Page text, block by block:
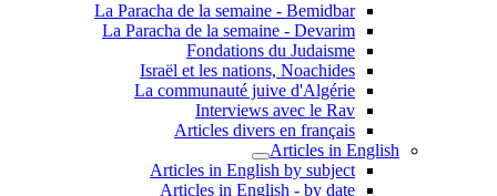
La Paracha de la semaine - Bemidbar
La Paracha de la semaine - Devarim
Fondations du Judaisme
Israël et les nations, Noachides
La communauté juive d'Algérie
Interviews avec le Rav
Articles divers en français
Articles in English
Articles in English by subject
Articles in English - by date